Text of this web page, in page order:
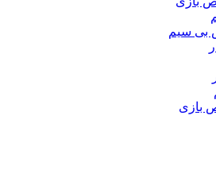
بی سیم
بازی